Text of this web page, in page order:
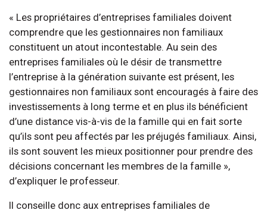
« Les propriétaires d’entreprises familiales doivent
comprendre que les gestionnaires non familiaux
constituent un atout incontestable. Au sein des
entreprises familiales où le désir de transmettre
l’entreprise à la génération suivante est présent, les
gestionnaires non familiaux sont encouragés à faire des
investissements à long terme et en plus ils bénéficient
d’une distance vis-à-vis de la famille qui en fait sorte
qu’ils sont peu affectés par les préjugés familiaux. Ainsi,
ils sont souvent les mieux positionner pour prendre des
décisions concernant les membres de la famille »,
d’expliquer le professeur.
Il conseille donc aux entreprises familiales de